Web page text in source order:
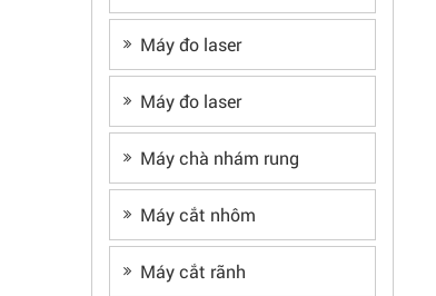
Máy đo laser
Máy đo laser
Máy chà nhám rung
Máy cắt nhôm
Máy cắt rãnh